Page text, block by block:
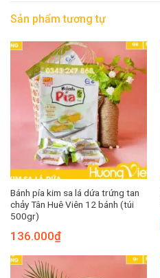
Sản phẩm tương tự
Bánh pía kim sa lá dứa trứng tan
chảy Tân Huê Viên 12 bánh (túi
500gr)
136.000₫